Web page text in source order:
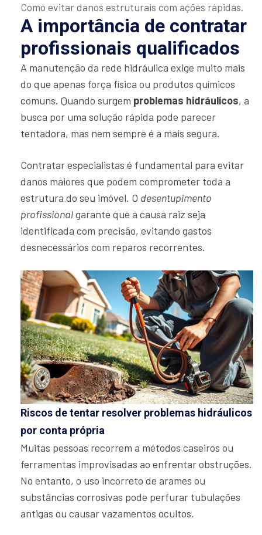
Como evitar danos estruturais com ações rápidas.
A importância de contratar
profissionais qualificados
A manutenção da rede hidráulica exige muito mais
do que apenas força física ou produtos químicos
comuns. Quando surgem problemas hidráulicos, a
busca por uma solução rápida pode parecer
tentadora, mas nem sempre é a mais segura.
Contratar especialistas é fundamental para evitar
danos maiores que podem comprometer toda a
estrutura do seu imóvel. O desentupimento
profissionalgarante que a causa raiz seja
identificada com precisão, evitando gastos
desnecessários com reparos recorrentes.
Riscos de tentar resolver problemas hidráulicos
por conta própria
Muitas pessoas recorrem a métodos caseiros ou
ferramentas improvisadas ao enfrentar obstruções.
No entanto, o uso incorreto de arames ou
substâncias corrosivas pode perfurar tubulações
antigas ou causar vazamentos ocultos.